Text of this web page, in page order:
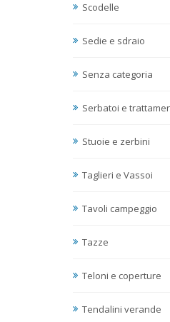
Scodelle
Sedie e sdraio
Senza categoria
Serbatoi e
Stuoie e zerbini
Taglieri e Vassoi
Tavoli campeggio
Tazze
Teloni e coperture
Tendalini verande